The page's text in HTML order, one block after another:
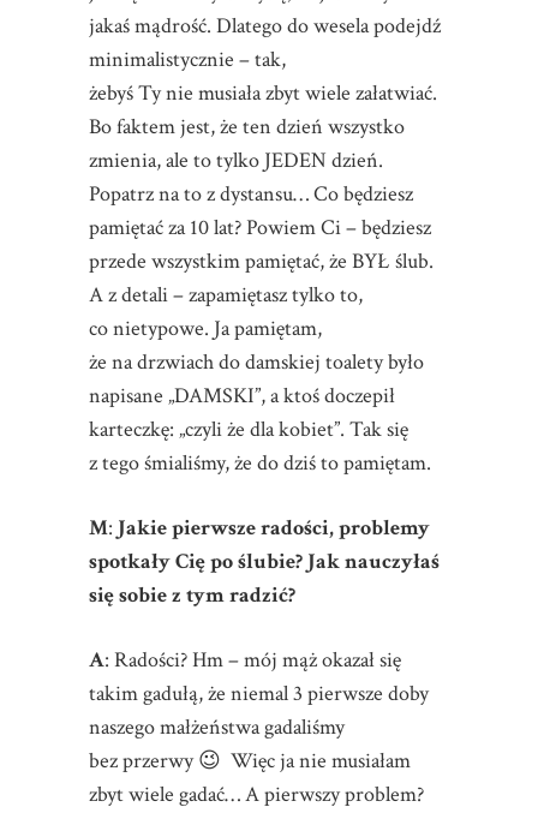
jakaś mądrość. Dlatego do wesela podejdź
minimalistycznie – tak,
żebyś Ty nie musiała zbyt wiele załatwiać.
Bo faktem jest, że ten dzień wszystko
zmienia, ale to tylko JEDEN dzień.
Popatrz na to z dystansu… Co będziesz
pamiętać za 10 lat? Powiem Ci – będziesz
przede wszystkim pamiętać, że BYŁ ślub.
A z detali – zapamiętasz tylko to,
co nietypowe. Ja pamiętam,
że na drzwiach do damskiej toalety było
napisane „DAMSKI”, a ktoś doczepił
karteczkę: „czyli że dla kobiet”. Tak się
z tego śmialiśmy, że do dziś to pamiętam.
M: Jakie pierwsze radości, problemy
spotkały Cię po ślubie? Jak nauczyłaś
się sobie z tym radzić?
A: Radości? Hm – mój mąż okazał się
takim gadułą, że niemal 3 pierwsze doby
naszego małżeństwa gadaliśmy
bez przerwy 😉 Więc ja nie musiałam
zbyt wiele gadać… A pierwszy problem?